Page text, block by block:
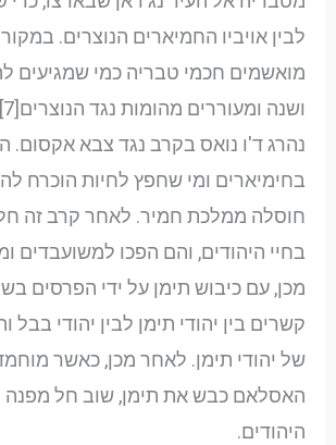
לבין אויביו החמיארים הנוצרים. במקור
מואשמים חכמי טבריה כמי שמגיעים
נהרג ד'ו נואס בקרב נגד צבא אקסום.
בחימיארים ומי שחפץ לחיות הוכרח
חוסלה ממלכת חמיר. לאחר קרב זה
בחיי היהודים, והם הפכו למשועבדים
קשרים בין יהודי תימן לבין יהודי בבל
של יהודי תימן. לאחר מכן, כאשר
האסלאם כבש את תימן, שוב חל מפנה
היהודים.